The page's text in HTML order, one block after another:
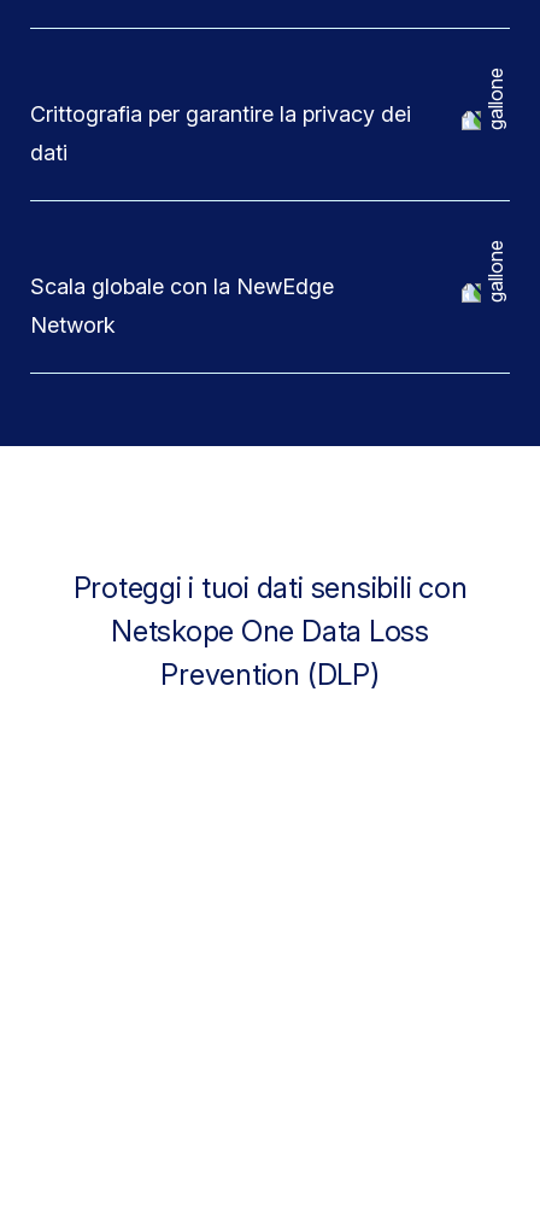
Crittografia per garantire la privacy dei
dati
Scala globale con la NewEdge
Network
Proteggi i tuoi dati sensibili con
Netskope One Data Loss
Prevention (DLP)